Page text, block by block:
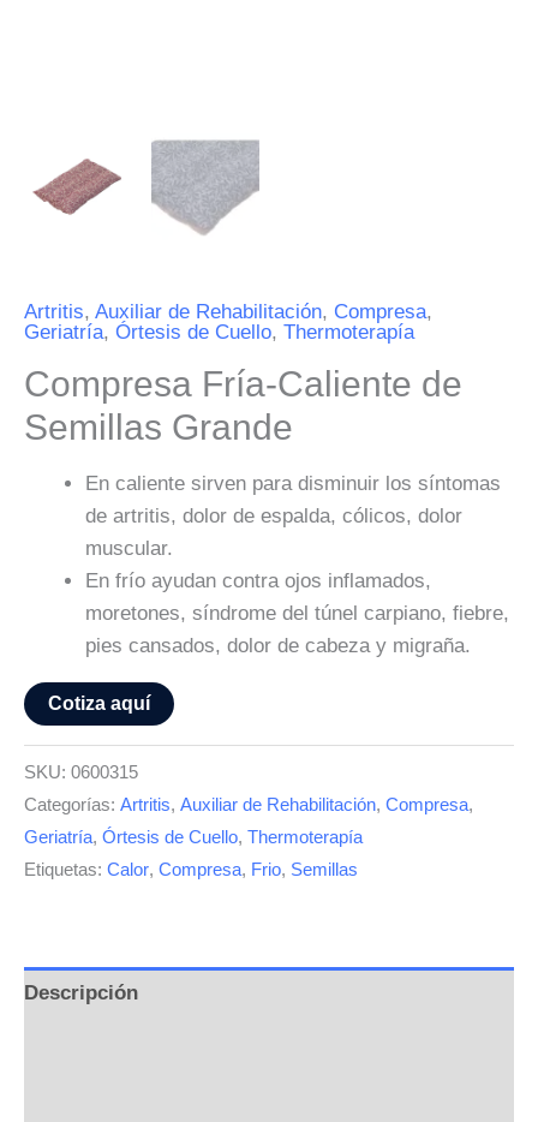
Artritis, Auxiliar de Rehabilitación, Compresa,
Geriatría, Órtesis de Cuello, Thermoterapía
Compresa Fría-Caliente de
Semillas Grande
En caliente sirven para disminuir los síntomas
de artritis, dolor de espalda, cólicos, dolor
muscular.
En frío ayudan contra ojos inflamados,
moretones, síndrome del túnel carpiano, fiebre,
pies cansados, dolor de cabeza y migraña.
Cotiza aquí
SKU: 0600315
Categorías: Artritis, Auxiliar de Rehabilitación, Compresa,
Geriatría, Órtesis de Cuello, Thermoterapía
Etiquetas: Calor, Compresa, Frio, Semillas
Descripción